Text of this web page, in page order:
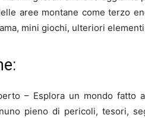
aree montane come terzo
mini giochi, ulteriori
– Esplora un mondo fatto
pieno di pericoli, tesori,